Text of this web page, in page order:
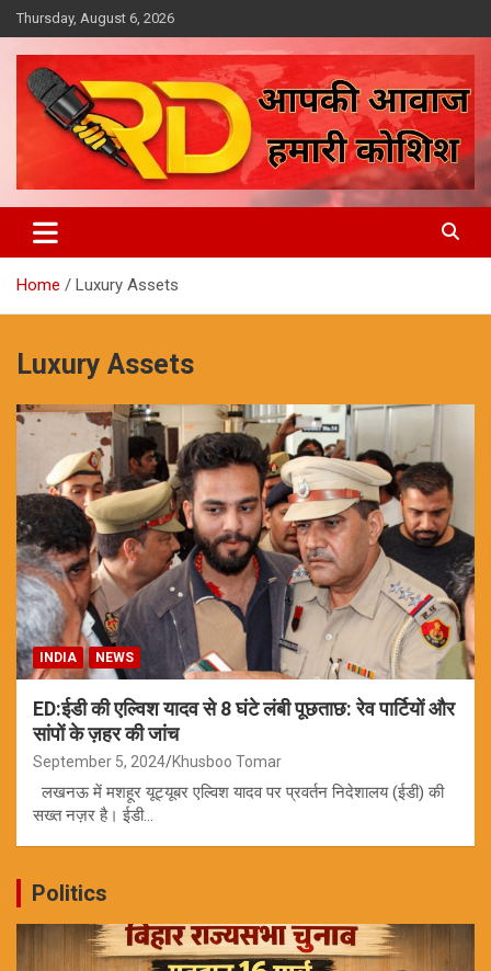
Skip
to
content
Thursday, August 6, 2026
Reporter Diaries
Home Luxury Assets
Luxury Assets
INDIA NEWS
ED:ईडी की एल्विश यादव से 8 घंटे लंबी पूछताछ: रेव पार्टियों और
सांपों के ज़हर की जांच
September 5, 2024 Khusboo Tomar
लखनऊ में मशहूर यूट्यूबर एल्विश यादव पर प्रवर्तन निदेशालय (ईडी) की
सख्त नज़र है। ईडी…
Politics